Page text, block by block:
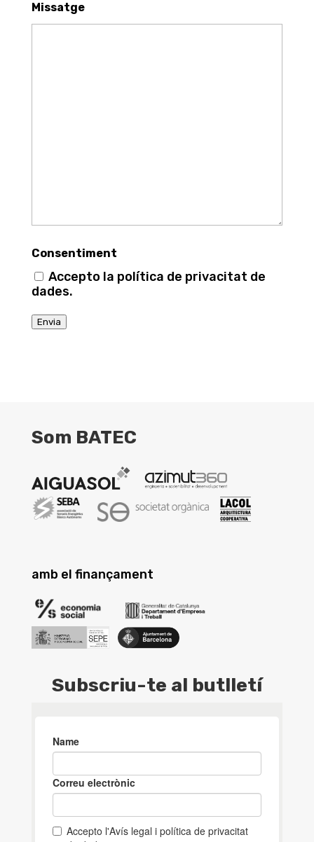
Missatge
Consentiment
Accepto la política de privacitat de
dades.
Envia
Som BATEC
amb el finançament
Subscriu-te al butlletí